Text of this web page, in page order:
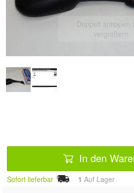
Doppelt antippen
vergrößern
In den
Sofort lieferbar 1 Auf Lager